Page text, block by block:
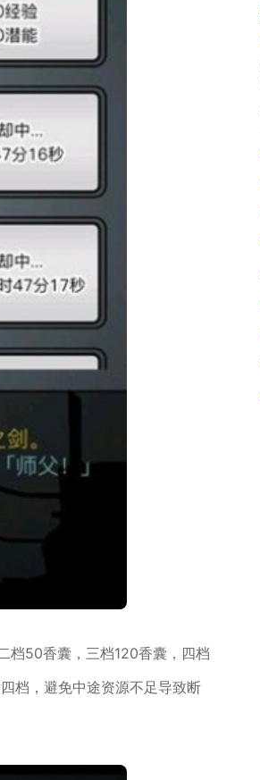
档50香囊，三档120香囊，四档
档，避免中途资源不足导致断